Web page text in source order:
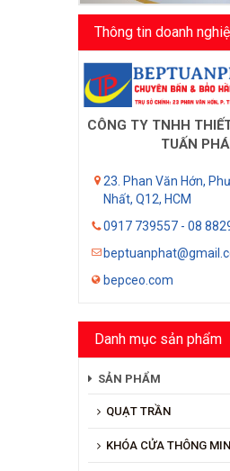
Thông tin doanh
CÔNG TY TNHH
TUẤN
23. Phan Văn Hớn,
Nhất, Q12, HCM
0917 739557 - 08
bepceo.com
Danh mục sản phẩm
SẢN PHẨM
QUẠT TRẦN
KHÓA CỬA THÔNG